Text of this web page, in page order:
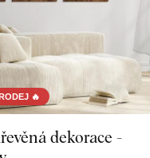
🔥
dekorace -